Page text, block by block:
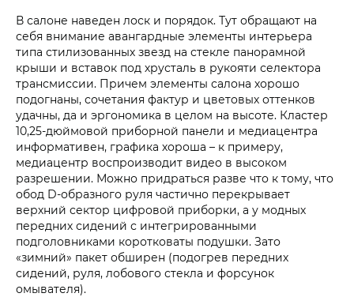
В салоне наведен лоск и порядок. Тут обращают на
себя внимание авангардные элементы интерьера
типа стилизованных звезд на стекле панорамной
крыши и вставок под хрусталь в рукояти селектора
трансмиссии. Причем элементы салона хорошо
подогнаны, сочетания фактур и цветовых оттенков
удачны, да и эргономика в целом на высоте. Кластер
10,25-дюймовой приборной панели и медиацентра
информативен, графика хороша – к примеру,
медиацентр воспроизводит видео в высоком
разрешении. Можно придраться разве что к тому, что
обод D-образного руля частично перекрывает
верхний сектор цифровой приборки, а у модных
передних сидений с интегрированными
подголовниками коротковаты подушки. Зато
«зимний» пакет обширен (подогрев передних
сидений, руля, лобового стекла и форсунок
омывателя).